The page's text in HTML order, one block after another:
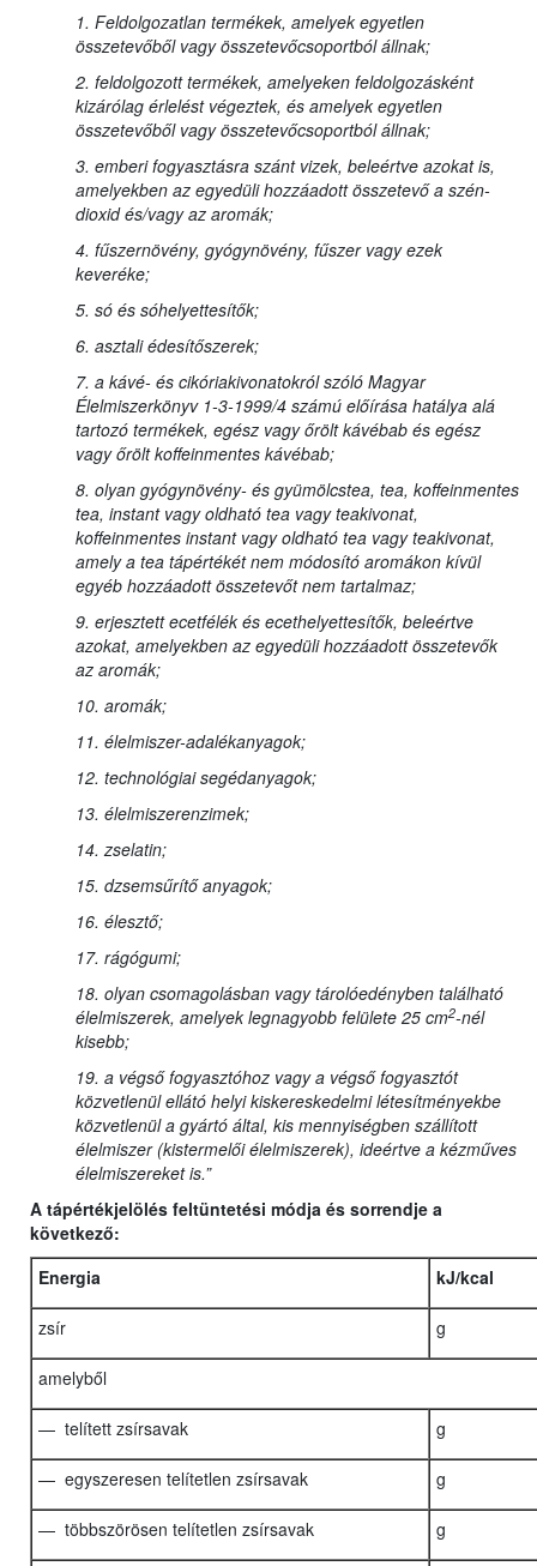
1. Feldolgozatlan termékek, amelyek egyetlen
összetevőből vagy összetevőcsoportból állnak;
2. feldolgozott termékek, amelyeken feldolgozásként
kizárólag érlelést végeztek, és amelyek egyetlen
összetevőből vagy összetevőcsoportból állnak;
3. emberi fogyasztásra szánt vizek, beleértve azokat is,
amelyekben az egyedüli hozzáadott összetevő a szén-
dioxid és/vagy az aromák;
4. fűszernövény, gyógynövény, fűszer vagy ezek
keveréke;
5. só és sóhelyettesítők;
6. asztali édesítőszerek;
7. a kávé- és cikóriakivonatokról szóló Magyar
Élelmiszerkönyv 1-3-1999/4 számú előírása hatálya alá
tartozó termékek, egész vagy őrölt kávébab és egész
vagy őrölt koffeinmentes kávébab;
8. olyan gyógynövény- és gyümölcstea, tea, koffeinmentes
tea, instant vagy oldható tea vagy teakivonat,
koffeinmentes instant vagy oldható tea vagy teakivonat,
amely a tea tápértékét nem módosító aromákon kívül
egyéb hozzáadott összetevőt nem tartalmaz;
9. erjesztett ecetfélék és ecethelyettesítők, beleértve
azokat, amelyekben az egyedüli hozzáadott összetevők
az aromák;
10. aromák;
11. élelmiszer-adalékanyagok;
12. technológiai segédanyagok;
13. élelmiszerenzimek;
14. zselatin;
15. dzsemsűrítő anyagok;
16. élesztő;
17. rágógumi;
18. olyan csomagolásban vagy tárolóedényben található
élelmiszerek, amelyek legnagyobb felülete 25 cm2-nél
kisebb;
19. a végső fogyasztóhoz vagy a végső fogyasztót
közvetlenül ellátó helyi kiskereskedelmi létesítményekbe
közvetlenül a gyártó által, kis mennyiségben szállított
élelmiszer (kistermelői élelmiszerek), ideértve a kézműves
élelmiszereket is.”
A tápértékjelölés feltüntetési módja és sorrendje a
következő:
Energia
kJ/kcal
zsír g
amelyből
— telített zsírsavak g
— egyszeresen telítetlen zsírsavak g
— többszörösen telítetlen zsírsavak g